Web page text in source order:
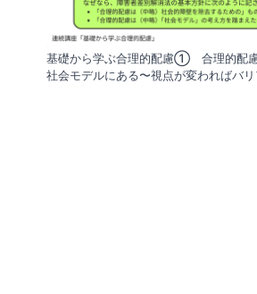
基礎から学ぶ合理的配慮① 合理的配
社会モデルにある〜視点が変わればバ